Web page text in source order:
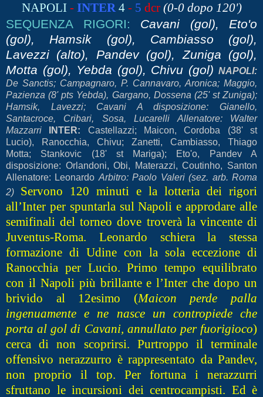
NAPOLI- INTER 4- 5 dcr (0-0 dopo 120')
SEQUENZA RIGORI:
Cavani (gol), Eto'o
(gol), Hamsik (gol), Cambiasso (gol),
Lavezzi (alto), Pandev (gol), Zuniga (gol),
Motta (gol), Yebda (gol), Chivu (gol) NAPOLI:
De Sanctis; Campagnaro, P. Cannavaro, Aronica; Maggio,
Pazienza (8' pts Yebda), Gargano, Dossena (25' st Zuniga);
Hamsik, Lavezzi; Cavani A disposizione: Gianello,
Santacroce, Cribari, Sosa, Lucarelli Allenatore: Walter
Mazzarri
INTER: Castellazzi; Maicon, Cordoba (38' st
Lucio), Ranocchia, Chivu; Zanetti, Cambiasso, Thiago
Motta; Stankovic (18' st Mariga); Eto'o, Pandev A
disposizione: Orlandoni, Obi, Materazzi, Coutinho, Santon
Allenatore: LeonardoArbitro: Paolo Valeri (sez. arb. Roma
2) Servono 120 minuti e la lotteria dei rigori
all’Inter per spuntarla sul Napoli e approdare alle
semifinali del torneo dove troverà la vincente di
Juventus-Roma. Leonardo schiera la stessa
formazione di Udine con la sola eccezione di
Ranocchia per Lucio. Primo tempo equilibrato
con il Napoli più brillante e l’Inter che dopo un
brivido al 12esimo (Maicon perde palla
ingenuamente e ne nasce un contropiede che
porta al gol di Cavani, annullato per fuorigioco)
cerca di non scoprirsi. Purtroppo il terminale
offensivo nerazzurro è rappresentato da Pandev,
non proprio il top. Per fortuna i nerazzurri
sfruttano le incursioni dei centrocampisti. Ed è